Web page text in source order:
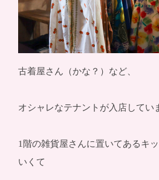
古着屋さん（かな？）など、
オシャレなテナントが入店してい
1階の雑貨屋さんに置いてあるキ
いくて